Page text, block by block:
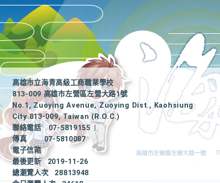
高雄市立海青高級工商職業學校
813-009 高雄市左營區左營大路1號
No.1, Zuoying Avenue, Zuoying Dist., Kaohsiung
City 813-009, Taiwan (R.O.C.)
聯絡電話
07-5819155
|
傳真
07-5810087
電子信箱
最後更新
2019-11-26
總瀏覽人次
28813948